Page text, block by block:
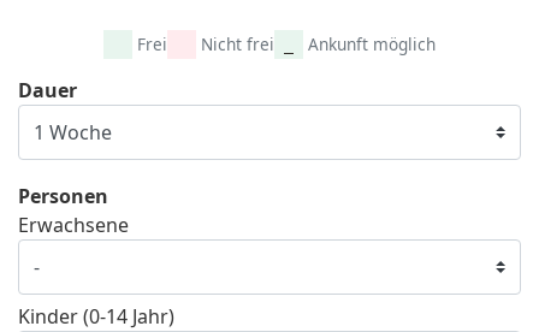
Frei Nicht frei Ankunft möglich
Dauer
Personen
Erwachsene
Kinder (0-14 Jahr)